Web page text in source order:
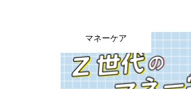
マネーケア